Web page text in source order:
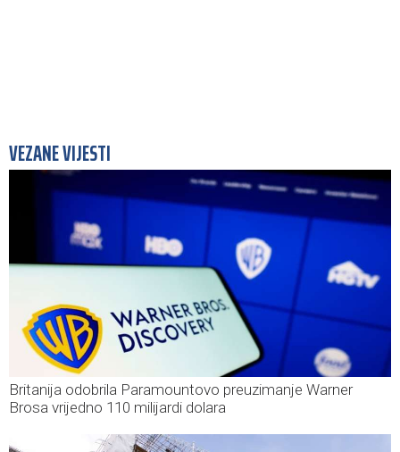
VEZANE VIJESTI
Britanija odobrila Paramountovo preuzimanje Warner
Brosa vrijedno 110 milijardi dolara